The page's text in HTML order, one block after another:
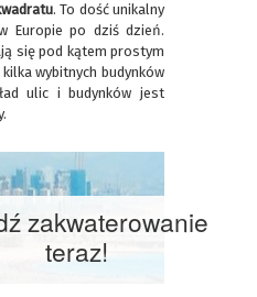
. To dość unikalny
Europie po dziś dzień.
się pod kątem prostym
wybitnych budynków
ulic i budynków jest
zakwaterowanie
teraz!